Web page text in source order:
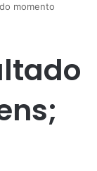
momento